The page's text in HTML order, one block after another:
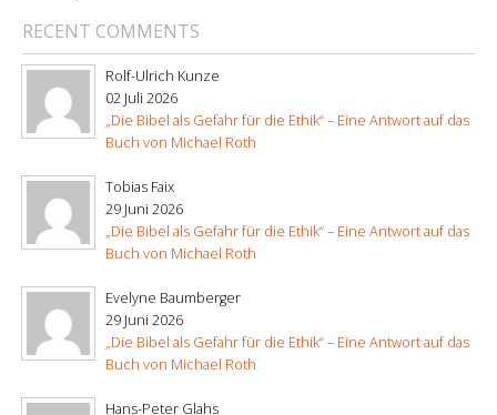
RECENT COMMENTS
Rolf-Ulrich Kunze
02 Juli 2026
„Die Bibel als Gefahr für die Ethik“ – Eine Antwort auf das
Buch von Michael Roth
Tobias Faix
29 Juni 2026
„Die Bibel als Gefahr für die Ethik“ – Eine Antwort auf das
Buch von Michael Roth
Evelyne Baumberger
29 Juni 2026
„Die Bibel als Gefahr für die Ethik“ – Eine Antwort auf das
Buch von Michael Roth
Hans-Peter Glahs